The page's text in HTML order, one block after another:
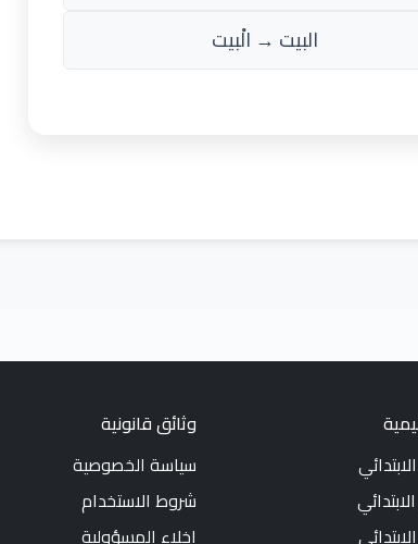
البيت → الْبيت
وثائق قانونية
سياسة الخصوصية
شروط الاستخدام
إخلاء المسؤولية